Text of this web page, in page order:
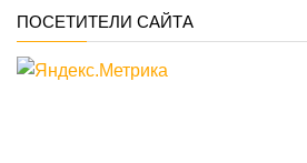
ПОСЕТИТЕЛИ САЙТА